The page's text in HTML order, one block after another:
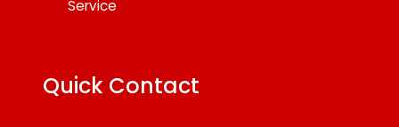
Service
Quick Contact